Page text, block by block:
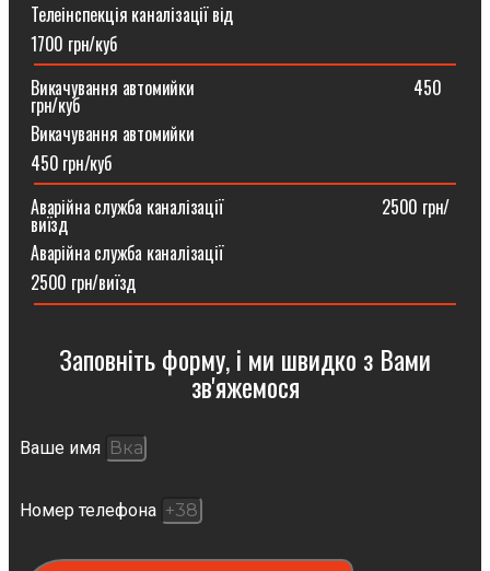
Телеінспекція каналізації від
1700 грн/куб
Викачування автомийки⠀⠀⠀⠀⠀⠀⠀⠀⠀⠀⠀⠀⠀⠀⠀⠀⠀450
грн/куб
Викачування автомийки
450 грн/куб
Аварійна служба каналізації ⠀⠀⠀⠀⠀⠀⠀⠀⠀⠀⠀⠀2500 грн/
виїзд
Аварійна служба каналізації
2500 грн/виїзд
Заповніть форму, і ми швидко з Вами
зв'яжемося
Ваше имя
Номер телефона